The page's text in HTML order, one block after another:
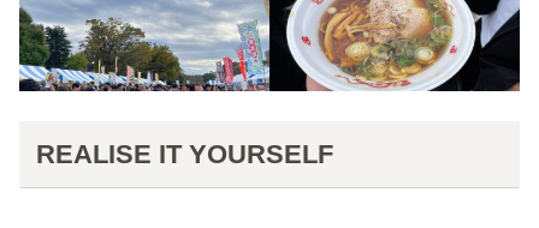
REALISE IT YOURSELF